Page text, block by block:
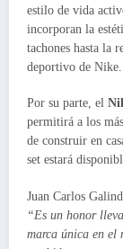
estilo de vida
incorporan la
tachones hasta la
deportivo de Nike.
Por su parte, el
permitirá a los
de construir en
set estará
Juan Carlos
“Es un honor
marca única en el